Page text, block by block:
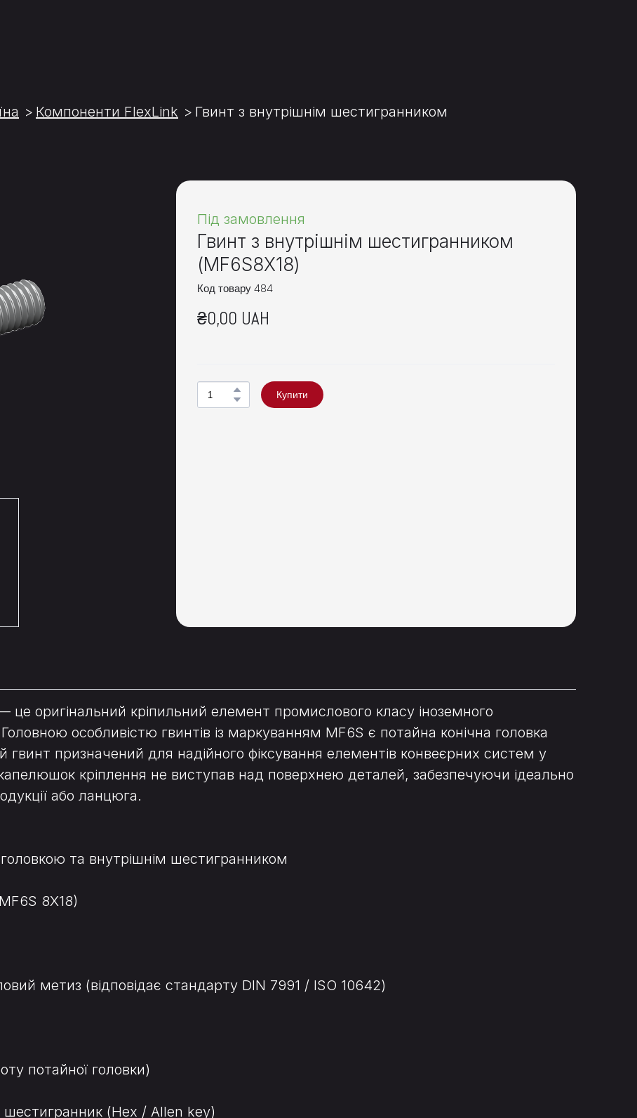
Компоненти FlexLink Гвинт з внутрішнім шестигранником
Під замовлення
Гвинт з внутрішнім шестигранником
(MF6S8X18)
Код товару 484
₴0,00 UAH
Купити
це оригінальний кріпильний елемент промислового класу іноземного
особливістю гвинтів із маркуванням MF6S є потайна конічна головка
призначений для надійного фіксування елементів конвеєрних систем у
кріплення не виступав над поверхнею деталей, забезпечуючи ідеально
або ланцюга.
та внутрішнім шестигранником
8X18)
метиз (відповідає стандарту DIN 7991 / ISO 10642)
потайної головки)
шестигранник (Hex / Allen key)